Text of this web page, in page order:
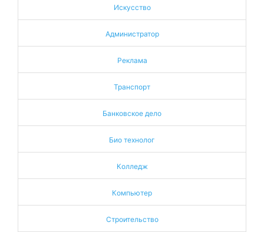
Искусство
Администратор
Реклама
Транспорт
Банковское дело
Био технолог
Колледж
Компьютер
Строительство